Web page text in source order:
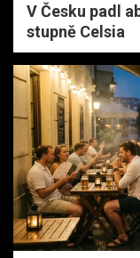
V Česku padl
stupně Celsia